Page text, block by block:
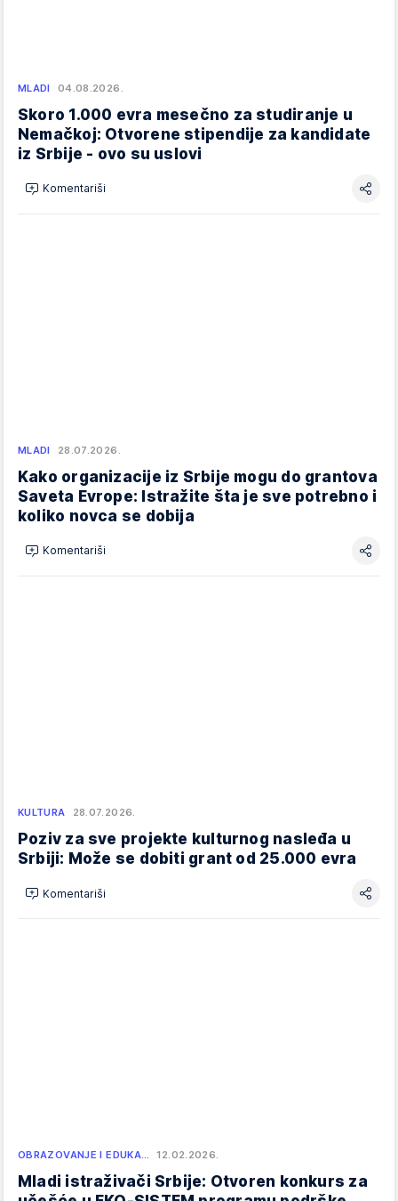
MLADI 04.08.2026.
Skoro 1.000 evra mesečno za studiranje u
Nemačkoj: Otvorene stipendije za kandidate
iz Srbije - ovo su uslovi
Komentariši
MLADI 28.07.2026.
Kako organizacije iz Srbije mogu do grantova
Saveta Evrope: Istražite šta je sve potrebno i
koliko novca se dobija
Komentariši
KULTURA 28.07.2026.
Poziv za sve projekte kulturnog nasleđa u
Srbiji: Može se dobiti grant od 25.000 evra
Komentariši
OBRAZOVANJE I EDUKA… 12.02.2026.
Mladi istraživači Srbije: Otvoren konkurs za